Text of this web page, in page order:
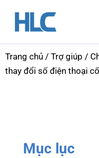
Trang chủ / Trợ giúp /
thay đổi số điện thoại
Mục lục